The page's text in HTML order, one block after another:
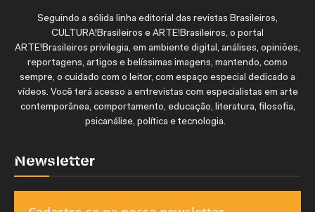
Seguindo a sólida linha editorial das revistas Brasileiros,
CULTURA!Brasileiros e ARTE!Brasileiros, o portal
ARTE!Brasileiros privilegia, em ambiente digital, análises, opiniões,
reportagens, artigos e belíssimas imagens, mantendo, como
sempre, o cuidado com o leitor, com espaço especial dedicado a
vídeos. Você terá acesso a entrevistas com especialistas em arte
contemporânea, comportamento, educação, literatura, filosofia,
psicanálise, política e tecnologia.
Newsletter